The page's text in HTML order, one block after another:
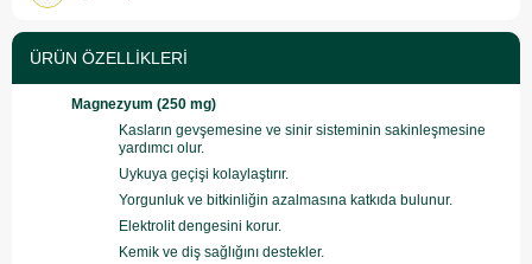
ÜRÜN ÖZELLIKLERI
Magnezyum (250 mg)
Kasların gevşemesine ve sinir sisteminin sakinleşmesine
yardımcı olur.
Uykuya geçişi kolaylaştırır.
Yorgunluk ve bitkinliğin azalmasına katkıda bulunur.
Elektrolit dengesini korur.
Kemik ve diş sağlığını destekler.